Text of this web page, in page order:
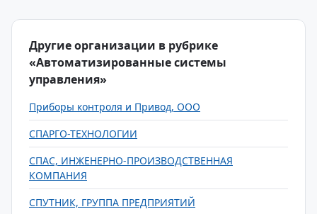
Другие организации в рубрике
«Автоматизированные системы
управления»
Приборы контроля и Привод, ООО
СПАРГО-ТЕХНОЛОГИИ
СПАС, ИНЖЕНЕРНО-ПРОИЗВОДСТВЕННАЯ
КОМПАНИЯ
СПУТНИК, ГРУППА ПРЕДПРИЯТИЙ